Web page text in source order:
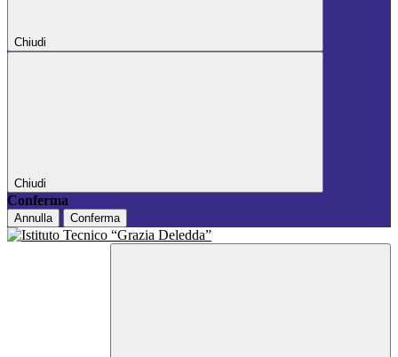
Chiudi
Chiudi
Conferma
Annulla Conferma